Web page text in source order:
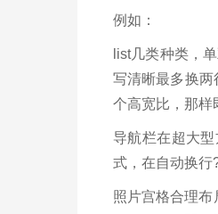
例如：
list几类种类，
写清晰最多换两
个高宽比，那样
导航栏在超大
式，在自动换行
照片宫格合理